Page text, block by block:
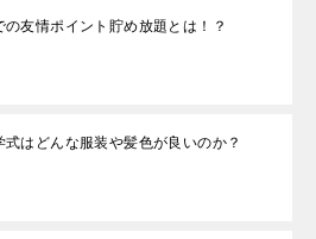
の友情ポイント貯め放題とは！？
式はどんな服装や髪色が良いのか？